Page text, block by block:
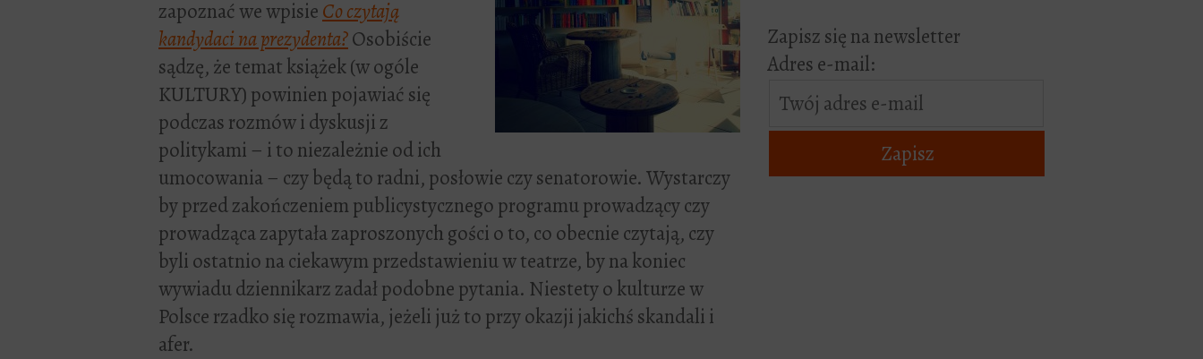
zapoznać we wpisieCo czytają
kandydaci na prezydenta?Osobiście
sądzę, że temat książek (w ogóle
KULTURY) powinien pojawiać się
podczas rozmów i dyskusji z
politykami – i to niezależnie od ich
umocowania – czy będą to radni, posłowie czy senatorowie. Wystarczy
by przed zakończeniem publicystycznego programu prowadzący czy
prowadząca zapytała zaproszonych gości o to, co obecnie czytają, czy
byli ostatnio na ciekawym przedstawieniu w teatrze, by na koniec
wywiadu dziennikarz zadał podobne pytania. Niestety o kulturze w
Polsce rzadko się rozmawia, jeżeli już to przy okazji jakichś skandali i
afer.
Zapisz się na newsletter
Adres e-mail: